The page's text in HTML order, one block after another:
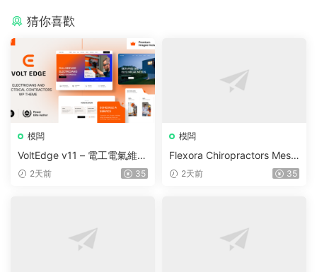
猜你喜歡
模闆
VoltEdge v11 – 電工電氣維修
WordPress 主題
2天前 35
模闆
Flexora Chiropractors Mess
age and Physical Therapist
2天前 35